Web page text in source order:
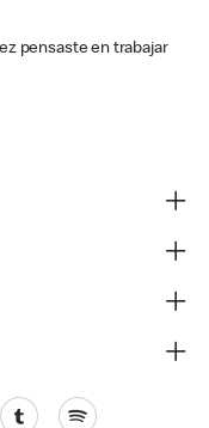
pensaste en trabajar